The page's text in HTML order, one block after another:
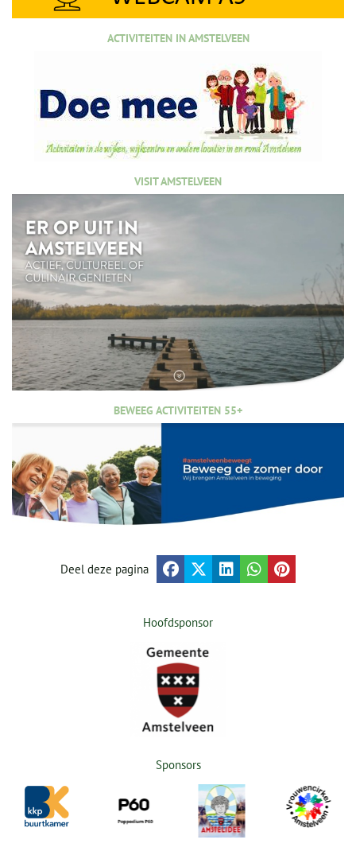
ACTIVITEITEN IN AMSTELVEEN
VISIT AMSTELVEEN
BEWEEG ACTIVITEITEN 55+
Deel deze pagina
Hoofdsponsor
Sponsors